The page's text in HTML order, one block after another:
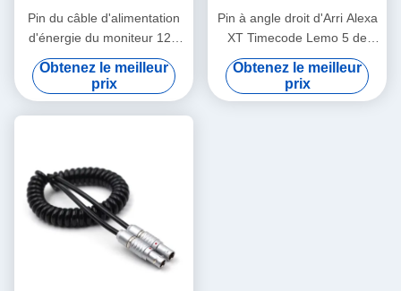
Pin du câble d'alimentation
d'énergie du moniteur 12V
d'Arri 2 Lemo Alexa 4 au fil
de logique de Pin XLR TV
Obtenez le meilleur
prix
Pin à angle droit d'Arri Alexa
XT Timecode Lemo 5 de
câble de connexion de
caméra à Jack 3.5mm
Obtenez le meilleur
prix